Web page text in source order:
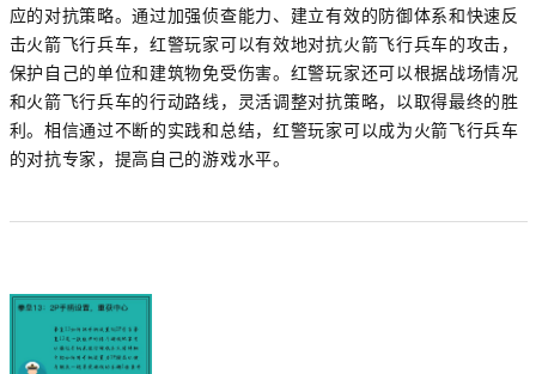
应的对抗策略。通过加强侦查能力、建立有效的防御体系和快速反
击火箭飞行兵车，红警玩家可以有效地对抗火箭飞行兵车的攻击，
保护自己的单位和建筑物免受伤害。红警玩家还可以根据战场情况
和火箭飞行兵车的行动路线，灵活调整对抗策略，以取得最终的胜
利。相信通过不断的实践和总结，红警玩家可以成为火箭飞行兵车
的对抗专家，提高自己的游戏水平。